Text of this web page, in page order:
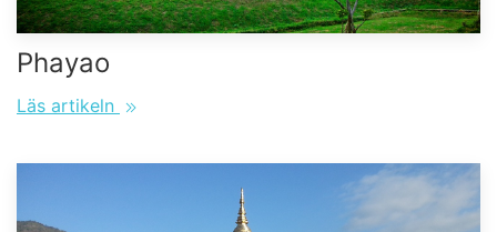
Phayao
Läs artikeln